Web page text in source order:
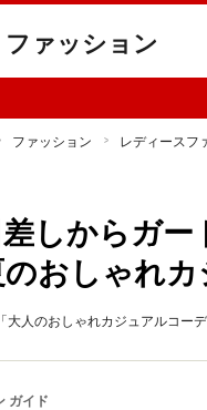
ファッション
ファッション レディースフ
差しからガ
おしゃれ
大人のおしゃれカジュアルコ
ガイド